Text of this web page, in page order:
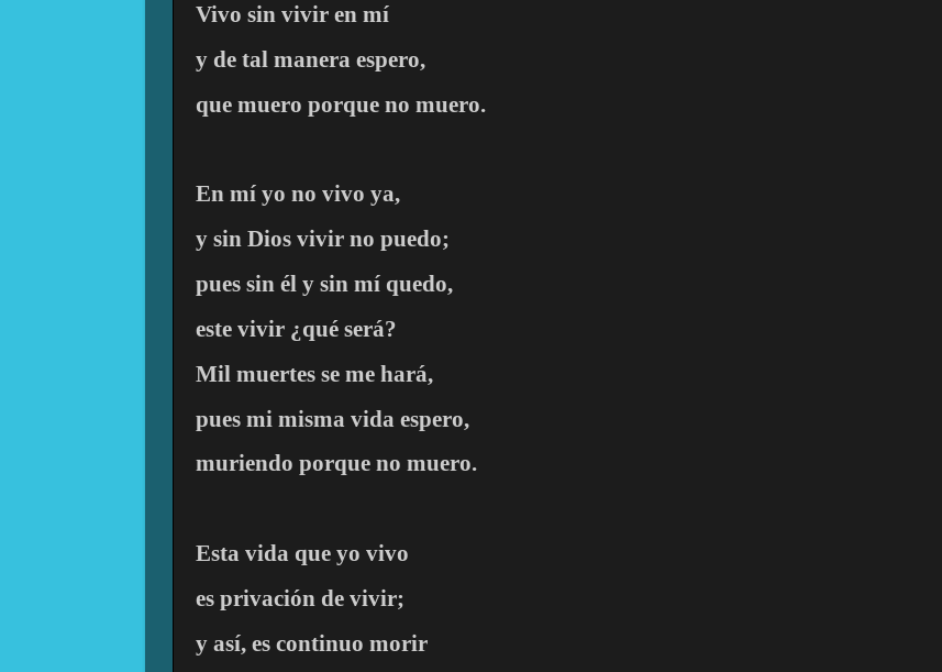
Vivo sin vivir en mí
y de tal manera espero,
que muero porque no muero.
En mí yo no vivo ya,
y sin Dios vivir no puedo;
pues sin él y sin mí quedo,
este vivir ¿qué será?
Mil muertes se me hará,
pues mi misma vida espero,
muriendo porque no muero.
Esta vida que yo vivo
es privación de vivir;
y así, es continuo morir